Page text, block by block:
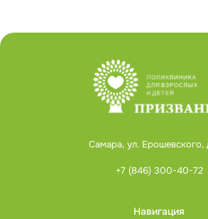
Самара, ул. Ерошевского,
+7 (846) 300-40-72
Навигация